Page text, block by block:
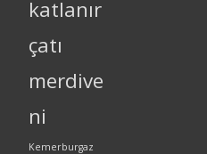
katlanır
çatı
merdive
ni
Kemerburgaz